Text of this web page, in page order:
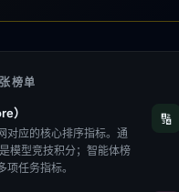
榜单
）
对应的核心排序指标。通
模型竞技积分；智能体榜
任务指标。
🔢